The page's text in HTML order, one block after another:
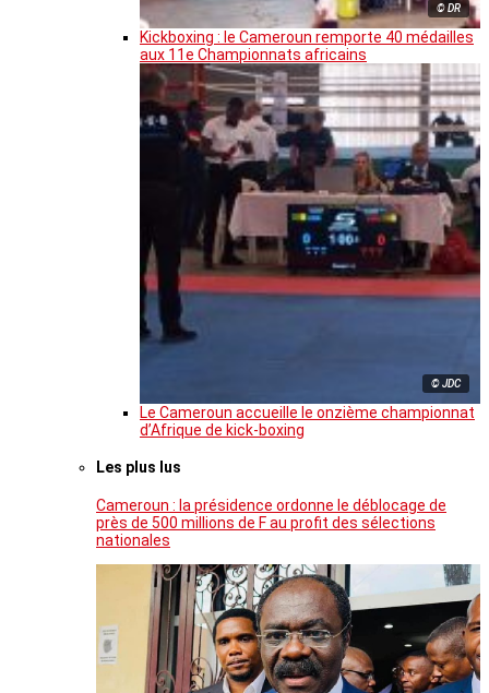
© DR
Kickboxing : le Cameroun remporte 40 médailles
aux 11e Championnats africains
© JDC
Le Cameroun accueille le onzième championnat
d’Afrique de kick-boxing
Les plus lus
Cameroun : la présidence ordonne le déblocage de
près de 500 millions de F au profit des sélections
nationales